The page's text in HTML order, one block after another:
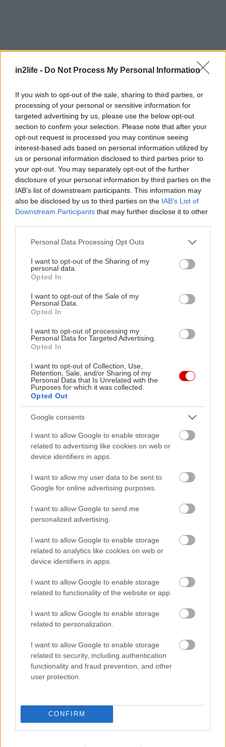
in2life - Do Not Process My Personal Information
If you wish to opt-out of the sale, sharing to third parties, or
processing of your personal or sensitive information for
targeted advertising by us, please use the below opt-out
section to confirm your selection. Please note that after your
opt-out request is processed you may continue seeing
interest-based ads based on personal information utilized by
us or personal information disclosed to third parties prior to
your opt-out. You may separately opt-out of the further
disclosure of your personal information by third parties on the
IAB’s list of downstream participants. This information may
also be disclosed by us to third parties on the IAB’s List of
Downstream Participants that may further disclose it to other
Please note that this website/app uses one or more Google
not limited to your visit or usage behaviour. You may click to
grant or deny consent to Google and its third-party tags to
use your data for below specified purposes in below Google
consent section.
Personal Data Processing Opt Outs
I want to opt-out of the Sharing of my
personal data.
Opted In
I want to opt-out of the Sale of my
Personal Data.
Opted In
I want to opt-out of processing my
Personal Data for Targeted Advertising.
Opted In
I want to opt-out of Collection, Use,
Retention, Sale, and/or Sharing of my
Personal Data that Is Unrelated with the
Purposes for which it was collected.
Opted Out
Google consents
I want to allow Google to enable storage
related to advertising like cookies on web or
device identifiers in apps.
I want to allow my user data to be sent to
Google for online advertising purposes.
I want to allow Google to send me
personalized advertising.
I want to allow Google to enable storage
related to analytics like cookies on web or
device identifiers in apps.
I want to allow Google to enable storage
related to functionality of the website or app.
I want to allow Google to enable storage
related to personalization.
I want to allow Google to enable storage
related to security, including authentication
functionality and fraud prevention, and other
user protection.
CONFIRM
Διαβάστε επίσης
Ο Μανώλης Λιδάκης στην Αρχιτεκτονική
Η
PODCASTS
«Εγώ είμαι η ανάπηρη, αυτοί είναι οι μ***ες» –
Η Maria Rolls χωρίς φίλτρο
Περδίκι
Αναζήτηση
για...